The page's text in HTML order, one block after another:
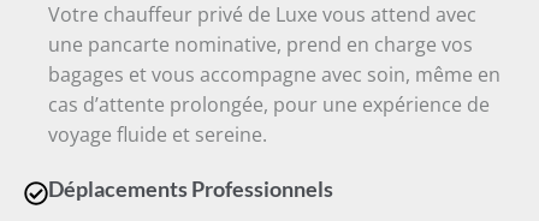
Votre chauffeur privé de Luxe vous attend avec
une pancarte nominative, prend en charge vos
bagages et vous accompagne avec soin, même en
cas d’attente prolongée, pour une expérience de
voyage fluide et sereine.
Déplacements Professionnels